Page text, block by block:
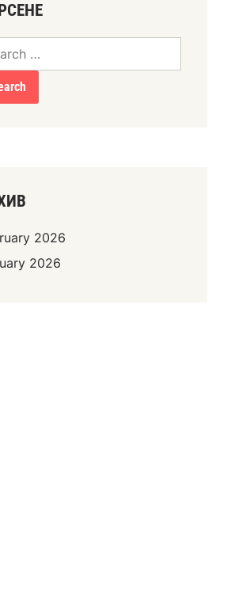
2026
2026